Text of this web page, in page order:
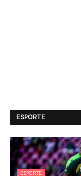
ESPORTE
ESPORTE